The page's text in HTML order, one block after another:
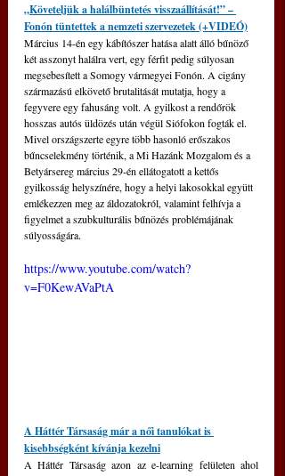
„Követeljük a halálbüntetés visszaállítását!” –
Fonón tüntettek a nemzeti szervezetek (+VIDEÓ)
Március 14-én egy kábítószer hatása alatt álló bűnöző
két asszonyt halálra vert, egy férfit pedig súlyosan
megsebesített a Somogy vármegyei Fonón. A cigány
származású elkövető brutalitását mutatja, hogy a
fegyvere egy fahusáng volt. A gyilkost a rendőrök
hosszas autós üldözés után végül Siófokon fogták el.
Mivel országszerte egyre több hasonló erőszakos
bűncselekmény történik, a Mi Hazánk Mozgalom és a
Betyársereg március 29-én ellátogatott a kettős
gyilkosság helyszínére, hogy a helyi lakosokkal együtt
emlékezzen meg az áldozatokról, valamint felhívja a
figyelmet a szubkulturális bűnözés problémájának
súlyosságára.
https://www.youtube.com/watch?
v=F0KewAVaPtA
A Háttér Társaság már a női tanulókat is
kisebbségként kívánja kezelni
A Háttér Társaság azon az e-learning felületen ahol